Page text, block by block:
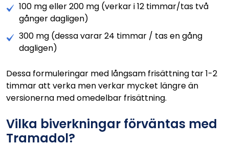
100 mg eller 200 mg (verkar i 12 timmar/tas två
gånger dagligen)
300 mg (dessa varar 24 timmar / tas en gång
dagligen)
Dessa formuleringar med långsam frisättning tar 1-2
timmar att verka men verkar mycket längre än
versionerna med omedelbar frisättning.
Vilka biverkningar förväntas med
Tramadol?